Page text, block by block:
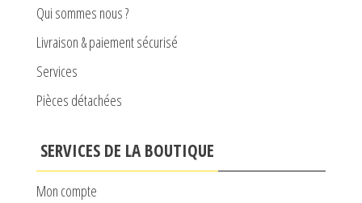
produit
Qui sommes nous ?
Livraison & paiement sécurisé
Services
Pièces détachées
SERVICES DE LA BOUTIQUE
Mon compte